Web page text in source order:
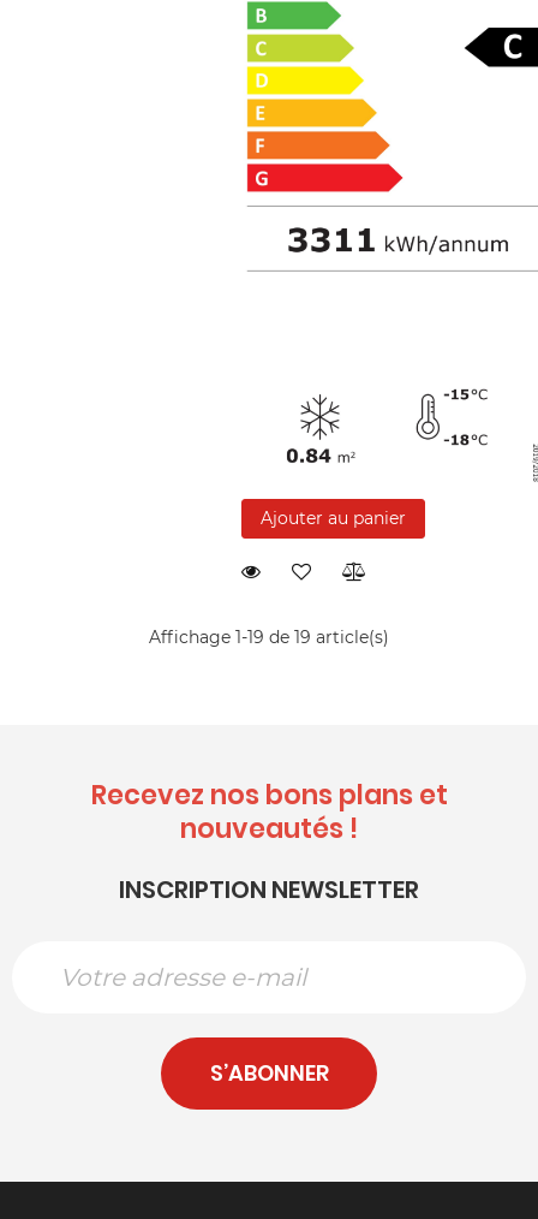
Ajouter au panier
Affichage 1-19 de 19 article(s)
Recevez nos bons plans et
nouveautés !
INSCRIPTION NEWSLETTER
S’ABONNER